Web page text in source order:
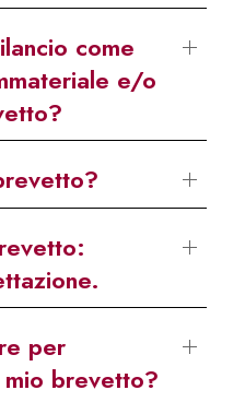
come
e/o
per
brevetto?